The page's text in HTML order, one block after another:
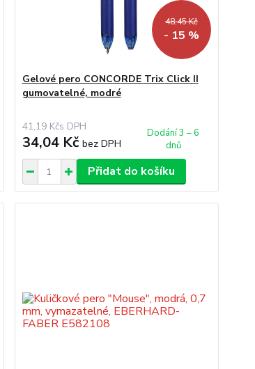
48,45 Kč
- 15 %
Gelové pero CONCORDE Trix Click II
gumovatelné, modré
41,19 Kč
34,04 Kč bez DPH
Dodání 3 – 6
dnů
Přidat do košíku